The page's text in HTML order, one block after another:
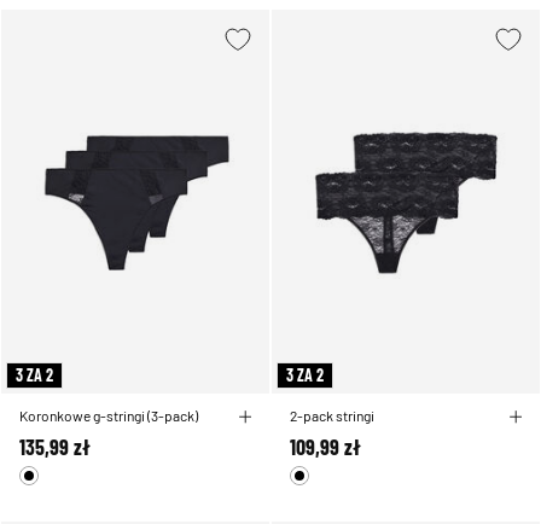
3 ZA 2
Koronkowe g-stringi (3-pack)
135,99 zł
3 ZA 2
2-pack stringi
109,99 zł